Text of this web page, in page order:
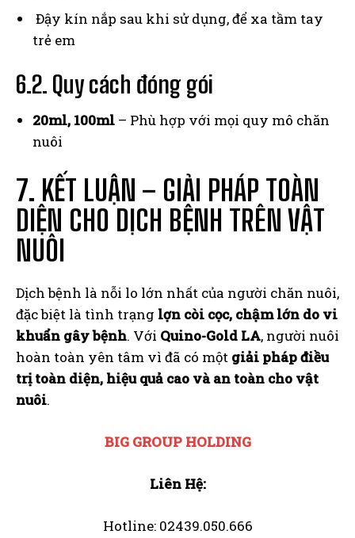
Đậy kín nắp sau khi sử dụng, để xa tầm tay
trẻ em
6.2. Quy cách đóng gói
20ml, 100ml – Phù hợp với mọi quy mô chăn
nuôi
7. KẾT LUẬN – GIẢI PHÁP TOÀN
DIỆN CHO DỊCH BỆNH TRÊN VẬT
NUÔI
Dịch bệnh là nỗi lo lớn nhất của người chăn nuôi,
đặc biệt là tình trạng lợn còi cọc, chậm lớn do vi
khuẩn gây bệnh. Với Quino-Gold LA, người nuôi
hoàn toàn yên tâm vì đã có một giải pháp điều
trị toàn diện, hiệu quả cao và an toàn cho vật
nuôi.
BIG GROUP HOLDING
Liên Hệ:
Hotline: 02439.050.666